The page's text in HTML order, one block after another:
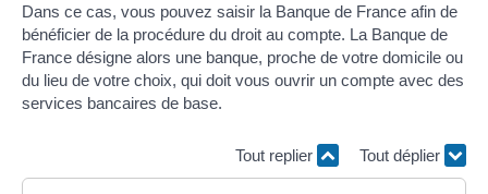
Dans ce cas, vous pouvez saisir la Banque de France afin de
bénéficier de la procédure du droit au compte. La Banque de
France désigne alors une banque, proche de votre domicile ou
du lieu de votre choix, qui doit vous ouvrir un compte avec des
services bancaires de base.
Tout replier Tout déplier